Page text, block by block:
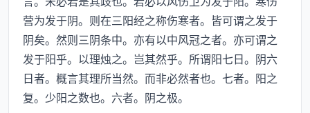
营为发于阴。则在三阳经之称伤寒者。皆可谓之发于
阴矣。然则三阴条中。亦有以中风冠之者。亦可谓之
发于阳乎。以理烛之。岂其然乎。所谓阳七日。阴六
日者。概言其理所当然。而非必然者也。七者。阳之
复。少阳之数也。六者。阴之极。